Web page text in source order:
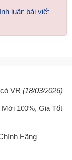
luận bài viết
VR (18/03/2026)
100%, Giá Tốt
Hãng